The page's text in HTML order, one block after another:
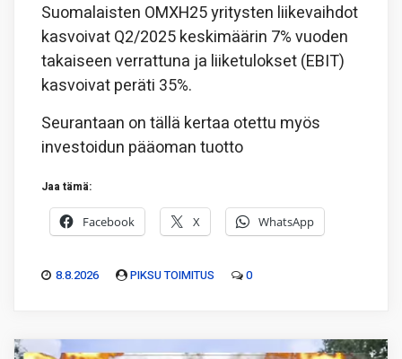
Suomalaisten OMXH25 yritysten liikevaihdot
kasvoivat Q2/2025 keskimäärin 7% vuoden
takaiseen verrattuna ja liiketulokset (EBIT)
kasvoivat peräti 35%.
Seurantaan on tällä kertaa otettu myös
investoidun pääoman tuotto
Jaa tämä:
Facebook X WhatsApp
8.8.2026 PIKSU TOIMITUS 0